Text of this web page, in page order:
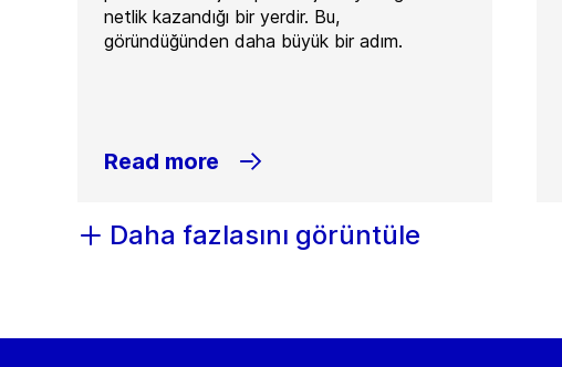
netlik kazandığı bir yerdir. Bu,
göründüğünden daha büyük bir adım.
Read more
Daha fazlasını görüntüle